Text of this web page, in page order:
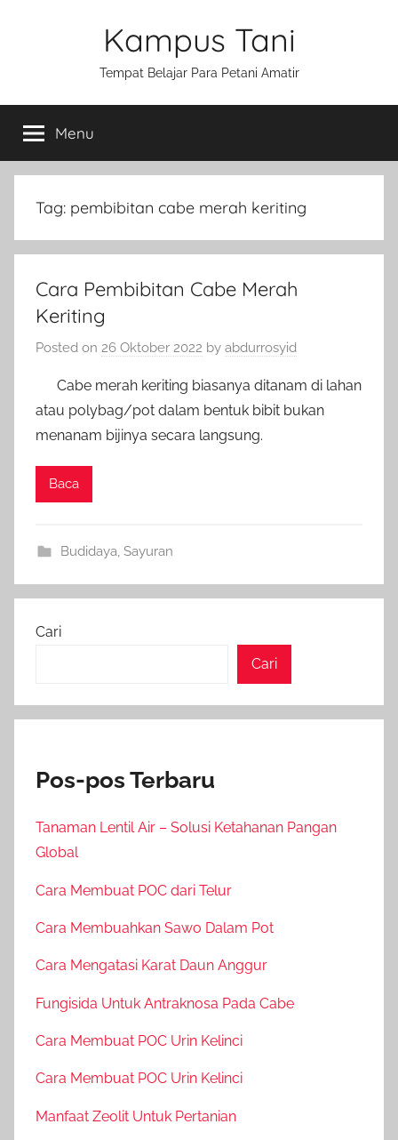
Kampus Tani
Tempat Belajar Para Petani Amatir
Menu
Tag: pembibitan cabe merah keriting
Cara Pembibitan Cabe Merah
Keriting
Posted on 26 Oktober 2022 by abdurrosyid
Cabe merah keriting biasanya ditanam di lahan
atau polybag/pot dalam bentuk bibit bukan
menanam bijinya secara langsung.
Baca
Budidaya Sayuran
Cari
Cari
Pos-pos Terbaru
Tanaman Lentil Air – Solusi Ketahanan Pangan
Global
Cara Membuat POC dari Telur
Cara Membuahkan Sawo Dalam Pot
Cara Mengatasi Karat Daun Anggur
Fungisida Untuk Antraknosa Pada Cabe
Cara Membuat POC Urin Kelinci
Cara Membuat POC Urin Kelinci
Manfaat Zeolit Untuk Pertanian